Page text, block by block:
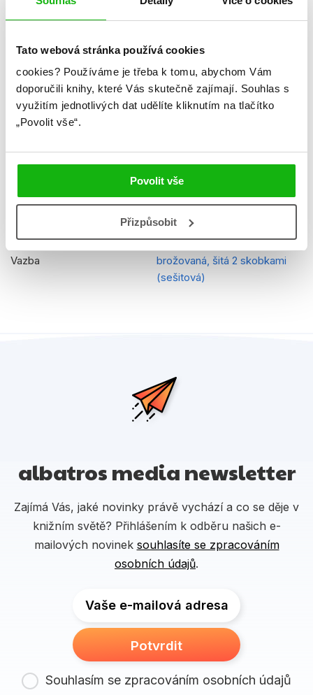
Tato webová stránka používá cookies
cookies? Používáme je třeba k tomu, abychom Vám
doporučili knihy, které Vás skutečně zajímají. Souhlas s
využitím jednotlivých dat udělíte kliknutím na tlačítko
„Povolit vše“.
Povolit vše
Přizpůsobit
Formát 205x295 mm
Hmotnost 0,17 kg
Jazyk čeština
Ilustrátor Mattel
Storybook with poster
9788025235072
Věk od 5
Vazba
brožovaná, šitá 2 skobkami
(sešitová)
albatros media newsletter
Zajímá Vás, jaké novinky právě vychází a co se děje v
knižním světě? Přihlášením k odběru našich e-
mailových novinek souhlasíte se zpracováním
osobních údajů.
Vaše e-mailová adresa
Potvrdit
Souhlasím se zpracováním osobních údajů